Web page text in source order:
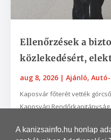
A kanizsainfo.hu honlap
Ellenőrzések a
közlekedésért,
aug 8, 2026 |Ajánló,
Kaposvár főterét vették
Kaposvári